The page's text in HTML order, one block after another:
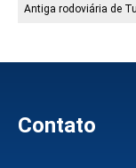
Antiga rodoviária de
Contato